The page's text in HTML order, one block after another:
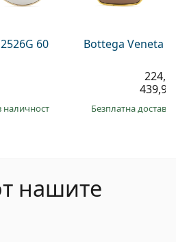
60
наличност
Bottega Veneta
Безплатна
нашите